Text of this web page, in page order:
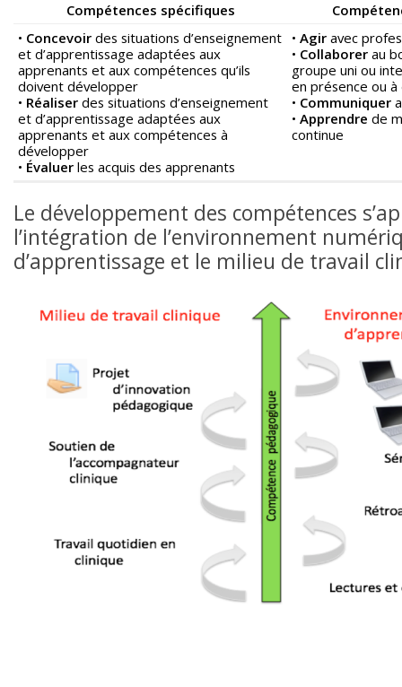
Compétences spécifiques
• Concevoir des situations d’enseignement
et d’apprentissage adaptées aux
apprenants et aux compétences qu’ils
doivent développer
• Réaliser des situations d’enseignement
et d’apprentissage adaptées aux
apprenants et aux compétences à
développer
• Évaluer les acquis des apprenants
• Agir avec
• Collaborer au
groupe uni ou
en présence ou à
• Communiquer
• Apprendre de
continue
Le développement des compétences
l’intégration de l’environnement
d’apprentissage et le milieu de travail